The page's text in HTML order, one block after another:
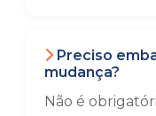
Preciso
mudança?
Não é